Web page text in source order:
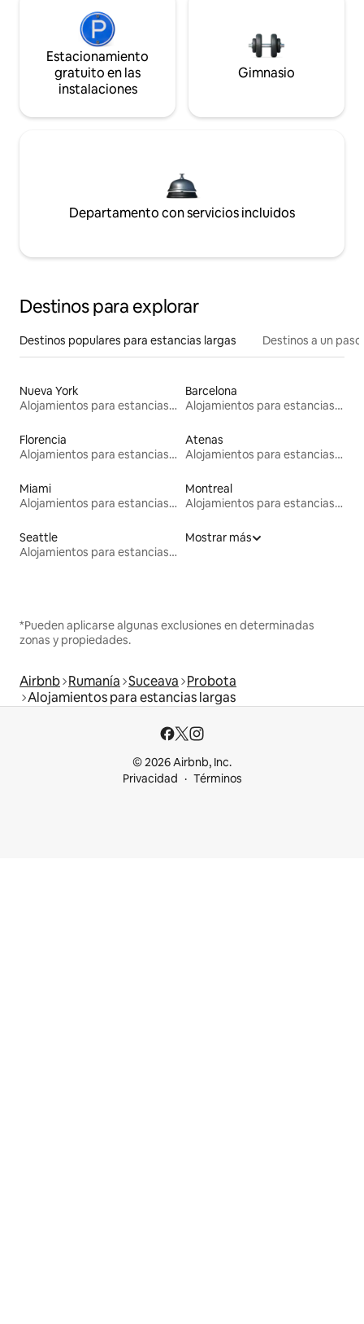
Estacionamiento
gratuito en las
instalaciones
Gimnasio
Departamento con servicios incluidos
Destinos para explorar
Destinos populares para estancias largas Destinos a un
Nueva York
Alojamientos para estancias largas
Barcelona
Alojamientos para estancias largas
Florencia
Alojamientos para estancias largas
Atenas
Alojamientos para estancias largas
Miami
Alojamientos para estancias largas
Montreal
Alojamientos para estancias largas
Seattle
Alojamientos para estancias largas
Mostrar más
*Pueden aplicarse algunas exclusiones en determinadas
zonas y propiedades.
Airbnb Rumanía Suceava Probota
Alojamientos para estancias largas
© 2026 Airbnb, Inc.
Privacidad
Términos